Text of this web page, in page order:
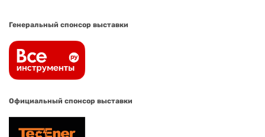
Генеральный спонсор выставки
Официальный спонсор выставки